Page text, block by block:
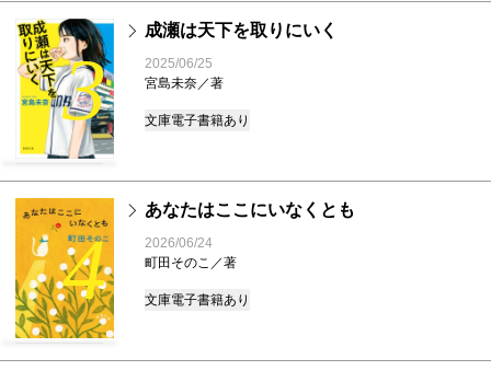
3
成瀬は天下を取りにいく
2025/06/25
宮島未奈／著
文庫電子書籍あり
4
あなたはここにいなくとも
2026/06/24
町田そのこ／著
文庫電子書籍あり